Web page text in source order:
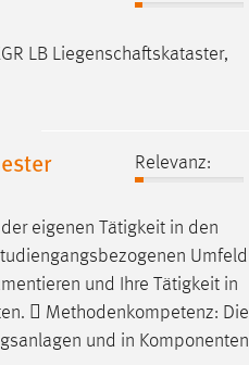
LB Liegenschaftskataster,
Relevanz:
eigenen Tätigkeit in den
Umfeld
und Ihre Tätigkeit in
 Methodenkompetenz: Die
und in Komponenten